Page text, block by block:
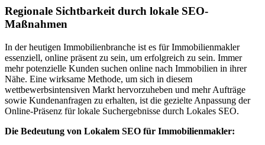
Regionale Sichtbarkeit durch lokale SEO-
Maßnahmen
In der heutigen Immobilienbranche ist es für Immobilienmakler
essenziell, online präsent zu sein, um erfolgreich zu sein. Immer
mehr potenzielle Kunden suchen online nach Immobilien in ihrer
Nähe. Eine wirksame Methode, um sich in diesem
wettbewerbsintensiven Markt hervorzuheben und mehr Aufträge
sowie Kundenanfragen zu erhalten, ist die gezielte Anpassung der
Online-Präsenz für lokale Suchergebnisse durch Lokales SEO.
Die Bedeutung von Lokalem SEO für Immobilienmakler: